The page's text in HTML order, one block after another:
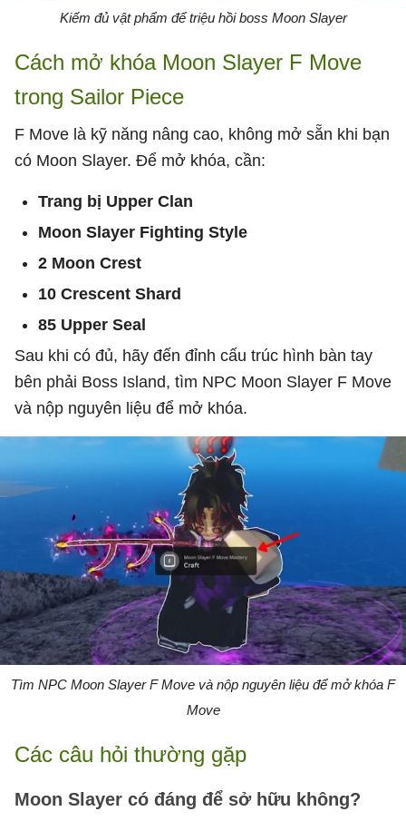
Kiếm đủ vật phẩm để triệu hồi boss Moon Slayer
Cách mở khóa Moon Slayer F Move
trong Sailor Piece
F Move là kỹ năng nâng cao, không mở sẵn khi bạn
có Moon Slayer. Để mở khóa, cần:
Trang bị Upper Clan
Moon Slayer Fighting Style
2 Moon Crest
10 Crescent Shard
85 Upper Seal
Sau khi có đủ, hãy đến đỉnh cấu trúc hình bàn tay
bên phải Boss Island, tìm NPC Moon Slayer F Move
và nộp nguyên liệu để mở khóa.
Tìm NPC Moon Slayer F Move và nộp nguyên liệu để mở khóa F
Move
Các câu hỏi thường gặp
Moon Slayer có đáng để sở hữu không?